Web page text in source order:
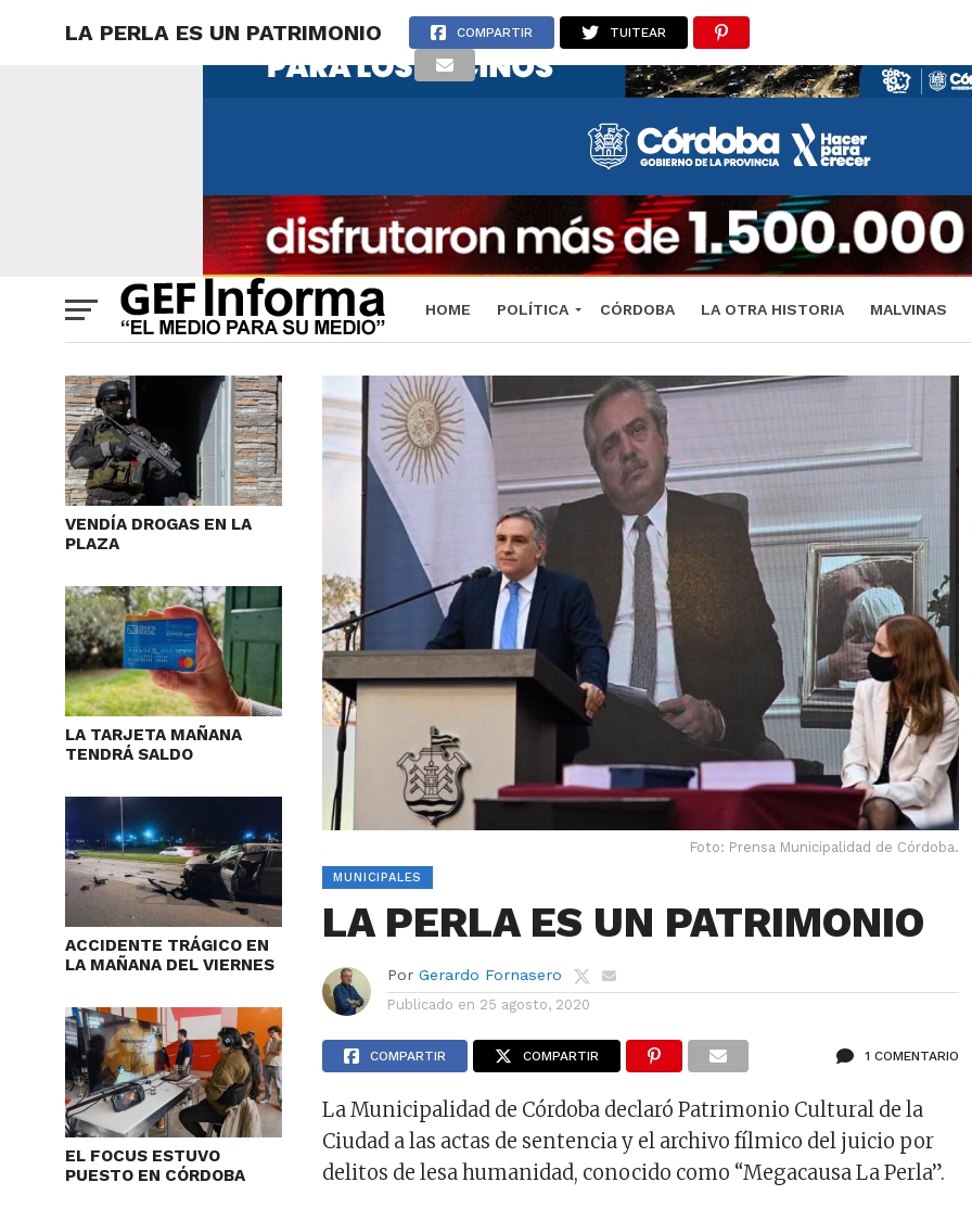
HOME POLÍTICA CÓRDOBA LA OTRA HISTORIA MALVINAS
LA PERLA ES UN PATRIMONIO COMPARTIR TUITEAR
VENDÍA DROGAS EN LA
PLAZA
LA TARJETA MAÑANA
TENDRÁ SALDO
ACCIDENTE TRÁGICO EN
LA MAÑANA DEL VIERNES
EL FOCUS ESTUVO
PUESTO EN CÓRDOBA
Foto: Prensa Municipalidad de Córdoba.
MUNICIPALES
LA PERLA ES UN PATRIMONIO
Por Gerardo Fornasero
Publicado en 25 agosto, 2020
COMPARTIR COMPARTIR 1 COMENTARIO
La Municipalidad de Córdoba declaró Patrimonio Cultural de la
Ciudad a las actas de sentencia y el archivo fílmico del juicio por
delitos de lesa humanidad, conocido como “Megacausa La Perla”.